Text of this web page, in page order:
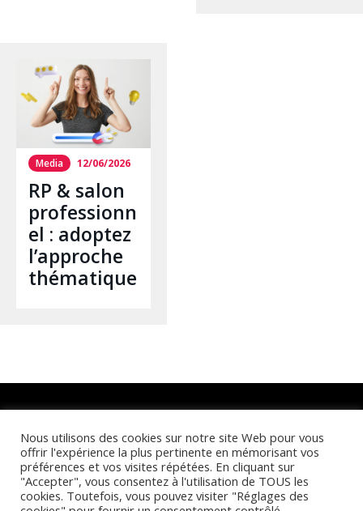
Media 12/06/2026
RP & salon
professionn
el : adoptez
l’approche
thématique
Nous utilisons des cookies sur notre site Web pour vous
offrir l'expérience la plus pertinente en mémorisant vos
préférences et vos visites répétées. En cliquant sur
"Accepter", vous consentez à l'utilisation de TOUS les
cookies. Toutefois, vous pouvez visiter "Réglages des